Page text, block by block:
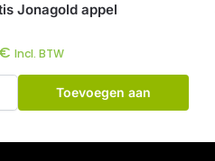
Jonagold appel
€ Incl. BTW
Toevoegen aan